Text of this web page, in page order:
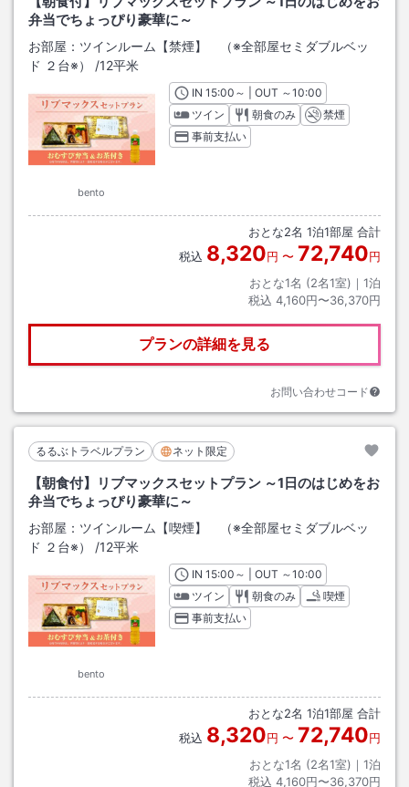
弁当でちょっぴり豪華に～
お部屋： ツインルーム【禁煙】 （※全部屋セミダブルベッ
ド ２台※）
/12平米
bento
INチェックイン
15:00 ～ | OUT チェックアウト
～10:00
ツイン
朝食のみ
禁煙
事前支払い
おとな2名 1泊1部屋 合計
税込 8,320円 〜 72,740円
おとな1名 (2名1室)｜ 1泊
税込 4,160円〜36,370円
プランの詳細を見る
お問い合わせコード
るるぶトラベルプラン ネット限定
【朝食付】リブマックスセットプラン ～1日のはじめをお
弁当でちょっぴり豪華に～
お部屋： ツインルーム【喫煙】 （※全部屋セミダブルベッ
ド ２台※）
/12平米
bento
INチェックイン
15:00 ～ | OUT チェックアウト
～10:00
ツイン
朝食のみ
喫煙
事前支払い
おとな2名 1泊1部屋 合計
税込 8,320円 〜 72,740円
おとな1名 (2名1室)｜ 1泊
税込 4,160円〜36,370円